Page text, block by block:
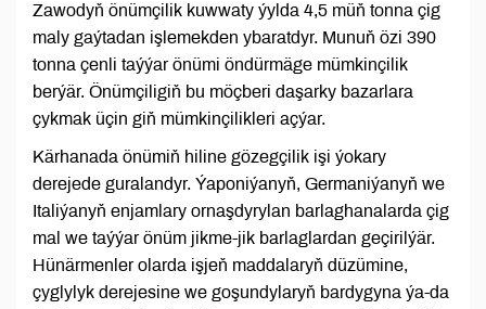
Zawodyň önümçilik kuwwaty ýylda 4,5 müň tonna çig
maly gaýtadan işlemekden ybaratdyr. Munuň özi 390
tonna çenli taýýar önümi öndürmäge mümkinçilik
berýär. Önümçiligiň bu möçberi daşarky bazarlara
çykmak üçin giň mümkinçilikleri açýar.
Kärhanada önümiň hiline gözegçilik işi ýokary
derejede guralandyr. Ýaponiýanyň, Germaniýanyň we
Italiýanyň enjamlary ornaşdyrylan barlaghanalarda çig
mal we taýýar önüm jikme-jik barlaglardan geçirilýär.
Hünärmenler olarda işjeň maddalaryň düzümine,
çyglylyk derejesine we goşundylaryň bardygyna ýa-da